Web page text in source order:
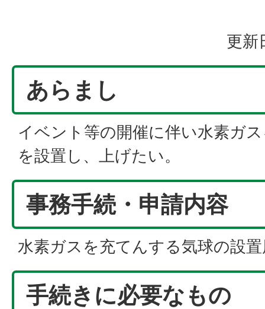
更新
あらまし
イベント等の開催に伴い水素ガ
を設置し、上げたい。
事務手続・申請内容
水素ガスを充てんする気球の設
手続きに必要なもの